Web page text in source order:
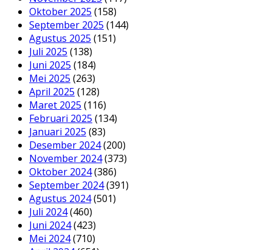
Oktober 2025 (158)
September 2025 (144)
Agustus 2025 (151)
Juli 2025 (138)
Juni 2025 (184)
Mei 2025 (263)
April 2025 (128)
Maret 2025 (116)
Februari 2025 (134)
Januari 2025 (83)
Desember 2024(200)
November 2024(373)
Oktober 2024(386)
September 2024(391)
Agustus 2024(501)
Juli 2024(460)
Juni 2024(423)
Mei 2024(710)